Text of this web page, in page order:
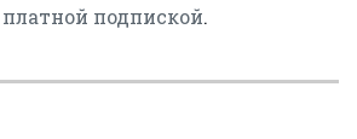
платной подпиской.